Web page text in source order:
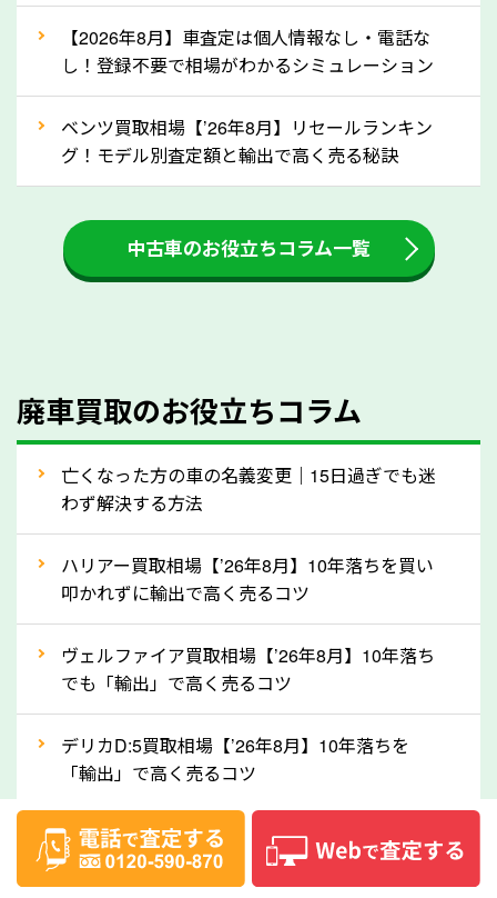
な車は早めに廃車手続きをしたほうが良いでしょう。
③自動車税の還付金の扱いについて確認し
ましょう！
車を廃車にすると、自動車税の還付金を受け取ること
ができる場合があります。廃車買取業者の中には、還
付金をお客様に返還しない業者もあります。廃車査定
をする際には、自動車税の還付金の返還があるかどう
かを確認するようにしてください。広島県のソコカラ
人気の車種は廃車の状態でも、高価買取が可能です。
産車は高く買取が可能です。「廃車＝買取できない」
なら廃車の車も適正価格で買取できます。他社で買取
拒否となった車も価格がつく可能性があるので、諦め
ずに広島県の「ソコカラ」にご相談ください。古い車
でも高価買取が可能なケースは珍しくないため、まず
はWebで簡単にできる無料査定をお試しください。
実績」で確認できます。
⑤車内の簡単な清掃で買取価格アップも！
しばらく乗っていない車は、車内のシートや座席の下
が汚れていることも多いです。シミや汚れが付着して
【2026年8月】車査定は個人情報なし・電話な
し！登録不要で相場がわかるシミュレーション
ベンツ買取相場【’26年8月】リセールランキン
グ！モデル別査定額と輸出で高く売る秘訣
中古車のお役立ちコラム一覧
廃車買取のお役立ちコラム
亡くなった方の車の名義変更｜15日過ぎでも迷
わず解決する方法
ハリアー買取相場【’26年8月】10年落ちを買い
叩かれずに輸出で高く売るコツ
ヴェルファイア買取相場【’26年8月】10年落ち
でも「輸出」で高く売るコツ
デリカD:5買取相場【’26年8月】10年落ちを
「輸出」で高く売るコツ
【2026年8月】車査定は個人情報なし・電話な
し！登録不要で相場がわかるシミュレーション